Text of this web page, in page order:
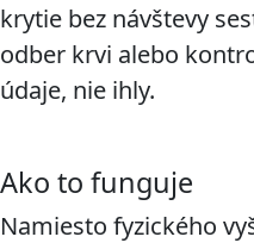
krytie bez návštevy
odber krvi alebo
údaje, nie ihly.
Ako to funguje
Namiesto fyzického